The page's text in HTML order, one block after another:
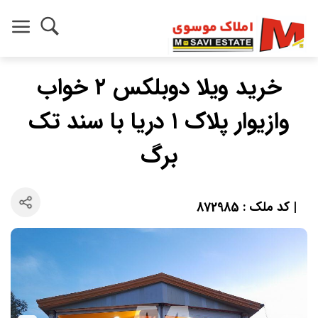
خرید ویلا دوبلکس ۲ خواب
وازیوار پلاک ۱ دریا با سند تک
برگ
| کد ملک : 872985